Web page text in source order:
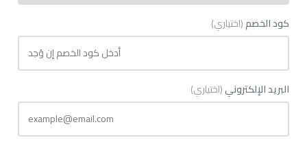
كود الخصم(اختياري)
البريد الإلكتروني(اختياري)